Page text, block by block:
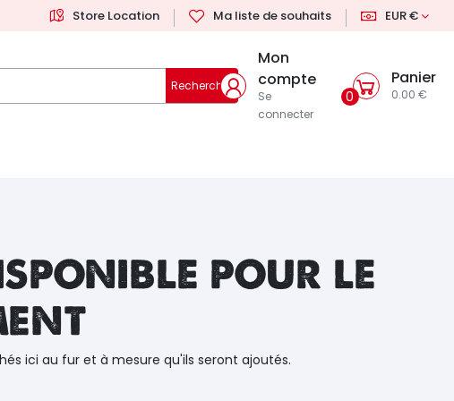
Store Location Ma liste de souhaits EUR €
Rechercher
Mon
compte
Se
connecter
0
Panier
0.00 €
pour le
ici au fur et à mesure qu'ils seront ajoutés.